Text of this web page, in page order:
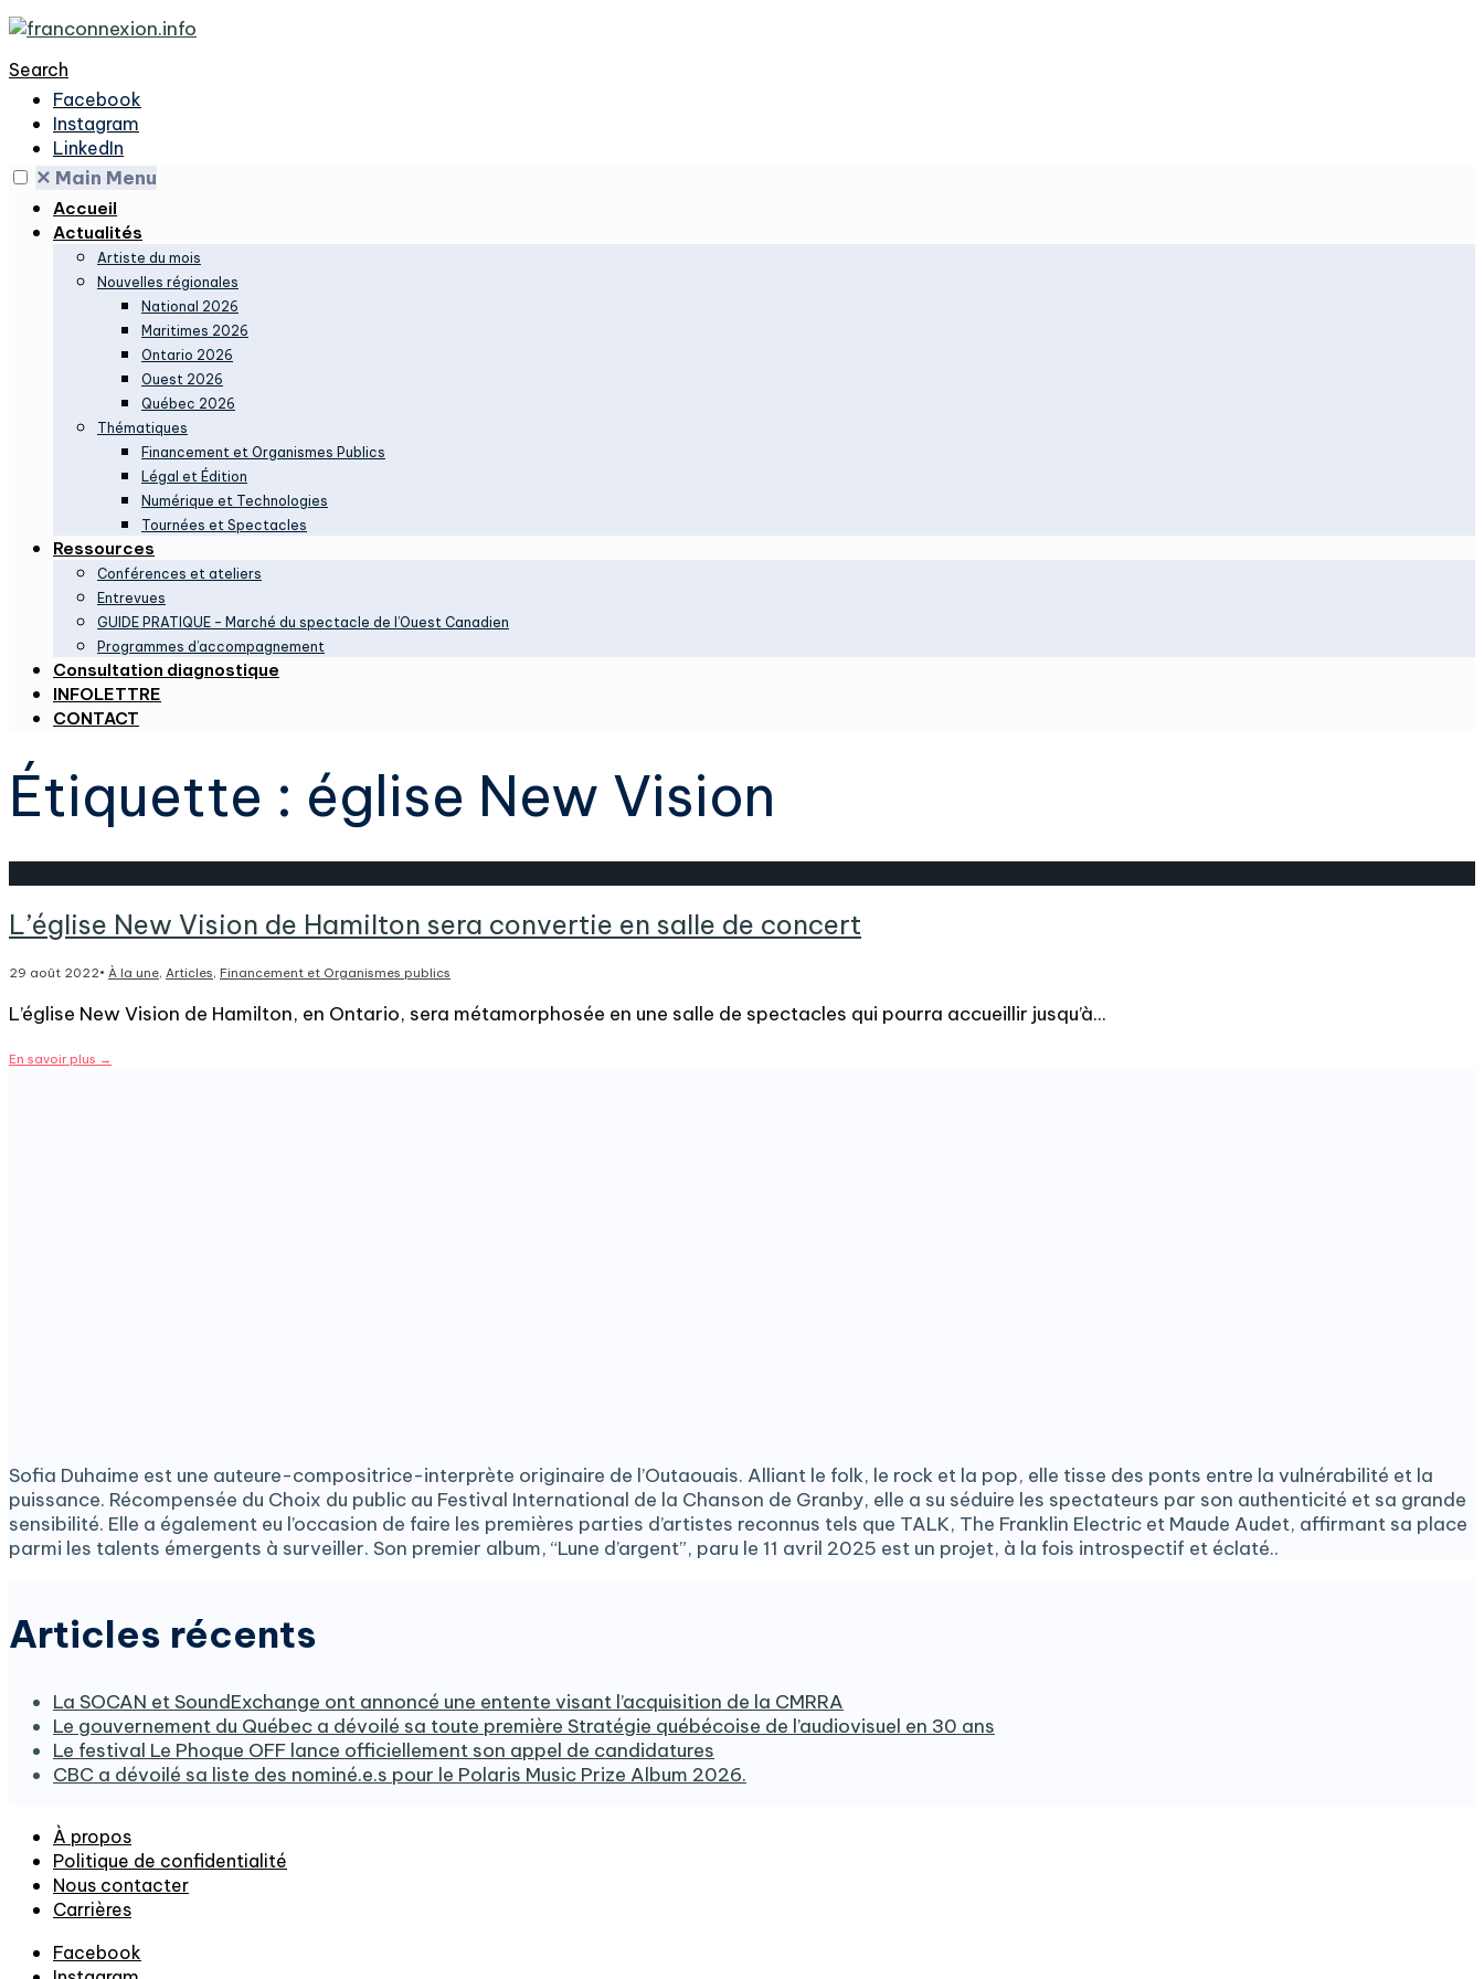
Search
Facebook
Instagram
LinkedIn
✕ Main Menu
Accueil
Actualités
Artiste du mois
Nouvelles régionales
National 2026
Maritimes 2026
Ontario 2026
Ouest 2026
Québec 2026
Thématiques
Financement et Organismes Publics
Légal et Édition
Numérique et Technologies
Tournées et Spectacles
Ressources
Conférences et ateliers
Entrevues
GUIDE PRATIQUE – Marché du spectacle de l’Ouest Canadien
Programmes d’accompagnement
Consultation diagnostique
INFOLETTRE
CONTACT
Étiquette : église New Vision
L’église New Vision de Hamilton sera convertie en salle de concert
29 août 2022• À la une, Articles, Financement et Organismes publics
L’église New Vision de Hamilton, en Ontario, sera métamorphosée en une salle de spectacles qui pourra accueillir jusqu’à...
En savoir plus →
Sofia Duhaime est une auteure-compositrice-interprète originaire de l’Outaouais. Alliant le folk, le rock et la pop, elle tisse des ponts entre la vulnérabilité et la
puissance. Récompensée du Choix du public au Festival International de la Chanson de Granby, elle a su séduire les spectateurs par son authenticité et sa grande
sensibilité. Elle a également eu l’occasion de faire les premières parties d’artistes reconnus tels que TALK, The Franklin Electric et Maude Audet, affirmant sa place
parmi les talents émergents à surveiller. Son premier album, “Lune d’argent”, paru le 11 avril 2025 est un projet, à la fois introspectif et éclaté..
Articles récents
La SOCAN et SoundExchange ont annoncé une entente visant l’acquisition de la CMRRA
Le gouvernement du Québec a dévoilé sa toute première Stratégie québécoise de l’audiovisuel en 30 ans
Le festival Le Phoque OFF lance officiellement son appel de candidatures
CBC a dévoilé sa liste des nominé.e.s pour le Polaris Music Prize Album 2026.
À propos
Politique de confidentialité
Nous contacter
Carrières
Facebook